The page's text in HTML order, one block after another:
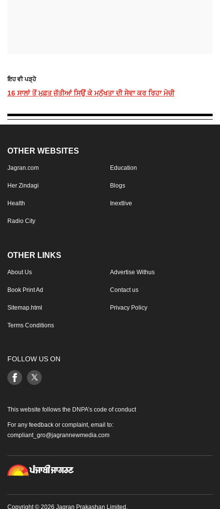
ਇਹ ਵੀ ਪੜ੍ਹੋ
16 ਸਾਲਾਂ ਤੋਂ ਮੁਫ਼ਤ ਜੁੱਤੀਆਂ ਸਿਉਂ ਕੇ ਮਨੁੱਖਤਾ ਦੀ ਸੇਵਾ ਕਰ ਰਿਹਾ ਮੋਚੀ
OTHER WEBSITES
Jagran.com Education
Her Zindagi Blogs
Health Inextlive
Radio City
OTHER LINKS
About Us Advertise Withus
Book Print Ad Contact us
Sitemap.html Privacy Policy
Terms Conditions
FOLLOW US ON
This website follows the DNPA’s code of conduct
For any feedback or complaint, email to:
compliant_gro@jagrannewmedia.com
Copyright © 2026 Jagran Prakashan Limited.